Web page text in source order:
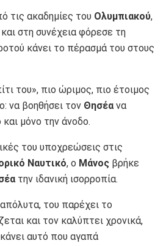
τις ακαδημίες του Ολυμπιακού,
και στη συνέχεια φόρεσε τη
κάνει το πέρασμά του στους
του», πιο ώριμος, πιο έτοιμος
να βοηθήσει τον Θησέα να
και μόνο την άνοδο.
του υποχρεώσεις στις
Ναυτικό, ο Μάνος βρήκε
την ιδανική ισορροπία.
του παρέχει το
και τον καλύπτει χρονικά,
αυτό που αγαπά